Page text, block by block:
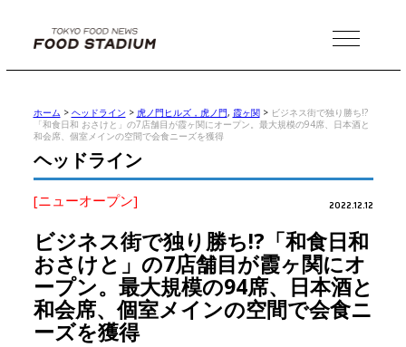
MENU
ホーム > ヘッドライン > 虎ノ門ヒルズ，虎ノ門, 霞ヶ関> ビジネス街で独り勝ち!?
「和食日和 おさけと」の7店舗目が霞ヶ関にオープン。最大規模の94席、日本酒と
和会席、個室メインの空間で会食ニーズを獲得
ヘッドライン
[ニューオープン] 2022.12.12
ビジネス街で独り勝ち!?「和食日和
おさけと」の7店舗目が霞ヶ関にオ
ープン。最大規模の94席、日本酒と
和会席、個室メインの空間で会食ニ
ーズを獲得